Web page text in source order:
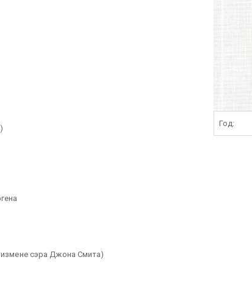
сэра Джона Смита)
Год: